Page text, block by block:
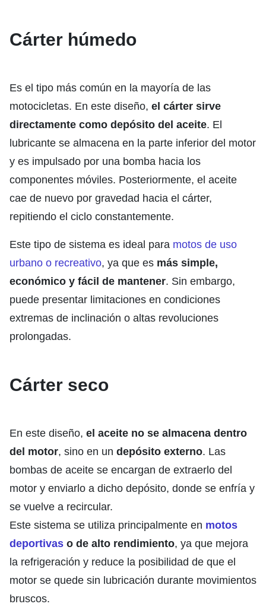
Cárter húmedo
Es el tipo más común en la mayoría de las
motocicletas. En este diseño, el cárter sirve
directamente como depósito del aceite. El
lubricante se almacena en la parte inferior del motor
y es impulsado por una bomba hacia los
componentes móviles. Posteriormente, el aceite
cae de nuevo por gravedad hacia el cárter,
repitiendo el ciclo constantemente.
Este tipo de sistema es ideal para motos de uso
urbano o recreativo, ya que es más simple,
económico y fácil de mantener. Sin embargo,
puede presentar limitaciones en condiciones
extremas de inclinación o altas revoluciones
prolongadas.
Cárter seco
En este diseño, el aceite no se almacena dentro
del motor, sino en un depósito externo. Las
bombas de aceite se encargan de extraerlo del
motor y enviarlo a dicho depósito, donde se enfría y
se vuelve a recircular.
Este sistema se utiliza principalmente en motos
deportivas o de alto rendimiento, ya que mejora
la refrigeración y reduce la posibilidad de que el
motor se quede sin lubricación durante movimientos
bruscos.